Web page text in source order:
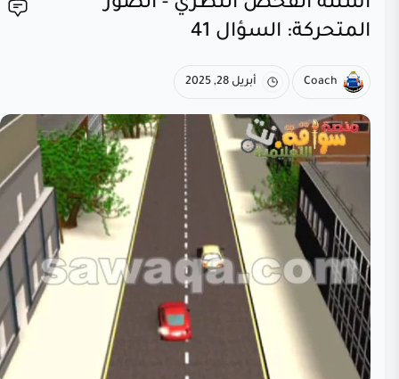
أسئلة الفحص النظري - الصور
المتحركة: السؤال 41
Coach أبريل 28, 2025